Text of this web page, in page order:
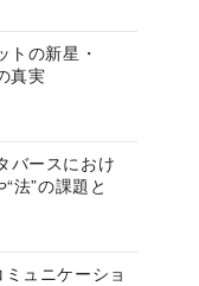
トの新星・
真実
バースにおけ
“法”の課題と
挑戦に迫る
ュニケーショ